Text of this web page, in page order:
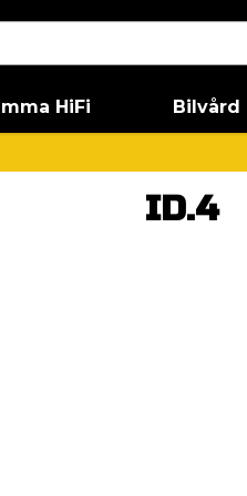
HiFi Bilvård
ID.4